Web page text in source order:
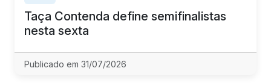
Taça Contenda define semifinalistas
nesta sexta
Publicado em 31/07/2026